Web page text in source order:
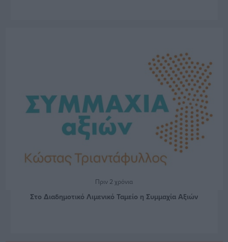
Πριν 2 χρόνια
Στο Διαδημοτικό Λιμενικό Ταμείο η Συμμαχία Αξιών